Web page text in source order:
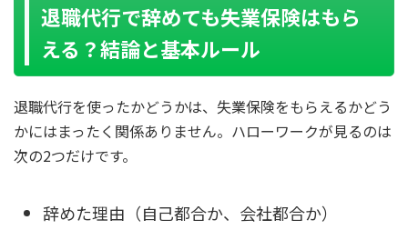
退職代行で辞めても失業保険はもら
える？結論と基本ルール
退職代行を使ったかどうかは、失業保険をもらえるかどう
かにはまったく関係ありません。ハローワークが見るのは
次の2つだけです。
辞めた理由（自己都合か、会社都合か）